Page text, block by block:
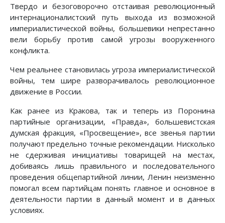
Твердо и безоговорочно отстаивая революционный
интернационалистский путь выхода из возможной
империалистической войны, большевики непрестанно
вели борьбу против самой угрозы вооруженного
конфликта.
Чем реальнее становилась угроза империалистической
войны, тем шире разворачивалось революционное
движение в России.
Как ранее из Кракова, так и теперь из Поронина
партийные организации, «Правда», большевистская
думская фракция, «Просвещение», все звенья партии
получают предельно точные рекомендации. Нисколько
не сдерживая инициативы товарищей на местах,
добиваясь лишь правильного и последовательного
проведения общепартийной линии, Ленин неизменно
помогал всем партийцам понять главное и основное в
деятельности партии в данный момент и в данных
условиях.